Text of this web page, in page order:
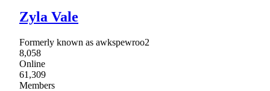
Zyla Vale
Formerly known as awkspewroo2
8,058
Online
61,309
Members